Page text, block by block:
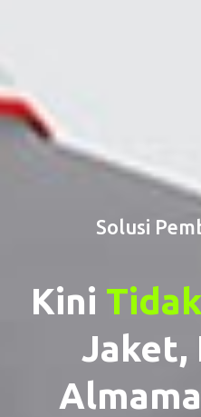
Solusi
Kini
Jaket,